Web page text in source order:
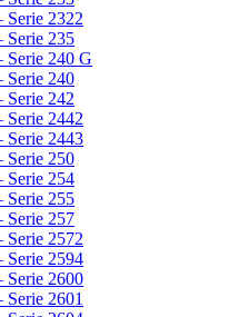
Serie 2322
Serie 235
Serie 240 G
Serie 240
Serie 242
Serie 2442
Serie 2443
Serie 250
Serie 254
Serie 255
Serie 257
Serie 2572
Serie 2594
Serie 2600
2601